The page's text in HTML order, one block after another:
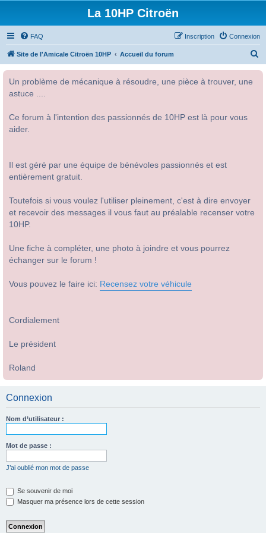
La 10HP Citroën
FAQ Connexion
Inscription
Site de l'Amicale Citroën 10HP Accueil du forum
Un problème de mécanique à résoudre, une pièce à trouver, une
astuce ....
Ce forum à l'intention des passionnés de 10HP est là pour vous
aider.
Il est géré par une équipe de bénévoles passionnés et est
entièrement gratuit.
Toutefois si vous voulez l'utiliser pleinement, c'est à dire envoyer
et recevoir des messages il vous faut au préalable recenser votre
10HP.
Une fiche à compléter, une photo à joindre et vous pourrez
échanger sur le forum !
Vous pouvez le faire ici: Recensez votre véhicule
Cordialement
Le président
Roland
Connexion
Nom d’utilisateur :
Mot de passe :
J’ai oublié mon mot de passe
Se souvenir de moi
Masquer ma présence lors de cette session